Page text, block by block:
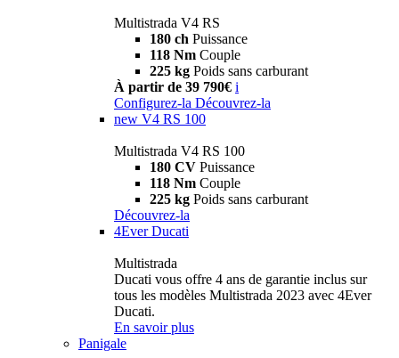
Multistrada V4 RS
180 ch Puissance
118 Nm Couple
225 kg Poids sans carburant
À partir de 39 790€ i
Configurez-la Découvrez-la
new V4 RS 100
Multistrada V4 RS 100
180 CV Puissance
118 Nm Couple
225 kg Poids sans carburant
Découvrez-la
4Ever Ducati
Multistrada
Ducati vous offre 4 ans de garantie inclus sur
tous les modèles Multistrada 2023 avec 4Ever
Ducati.
En savoir plus
Panigale